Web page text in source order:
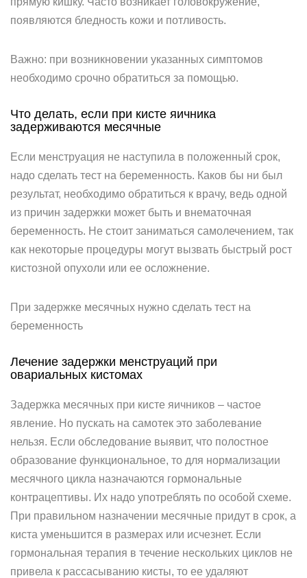
появляются бледность кожи и потливость.
Важно: при возникновении указанных симптомов
необходимо срочно обратиться за помощью.
Что делать, если при кисте яичника
задерживаются месячные
Если менструация не наступила в положенный срок,
надо сделать тест на беременность. Каков бы ни был
результат, необходимо обратиться к врачу, ведь одной
из причин задержки может быть и внематочная
беременность. Не стоит заниматься самолечением, так
как некоторые процедуры могут вызвать быстрый рост
кистозной опухоли или ее осложнение.
При задержке месячных нужно сделать тест на
беременность
Лечение задержки менструаций при
овариальных кистомах
Задержка месячных при кисте яичников – частое
явление. Но пускать на самотек это заболевание
нельзя. Если обследование выявит, что полостное
образование функциональное, то для нормализации
месячного цикла назначаются гормональные
контрацептивы. Их надо употреблять по особой схеме.
При правильном назначении месячные придут в срок, а
киста уменьшится в размерах или исчезнет. Если
гормональная терапия в течение нескольких циклов не
привела к рассасыванию кисты, то ее удаляют